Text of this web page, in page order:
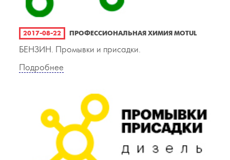
2017-08-22 ПРОФЕССИОНАЛЬНАЯ ХИМИЯ MOTUL
БЕНЗИН. Промывки и присадки.
Подробнее